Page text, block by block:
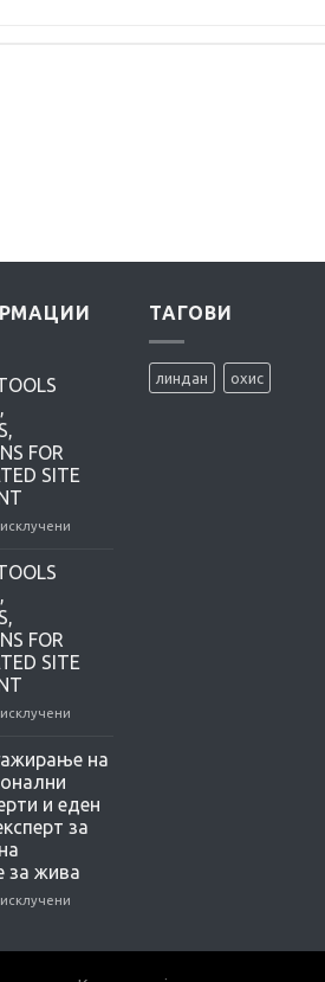
FOR
SITE
CONTAMINATED
FOR
SITE
TOOLS
INSTRUCTIONS
FOR
SITE
на
и еден
за
за жива
ТАГОВИ
линдан охис